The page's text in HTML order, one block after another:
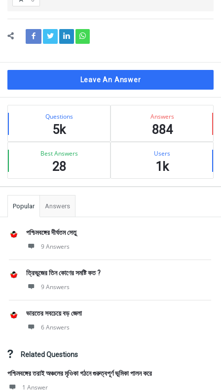
Leave An Answer
Sidebar
Stats Questions
5k
Answers
884
Best Answers
28
Users
1k
Popular Answers
পশ্চিমবঙ্গের দীর্ঘতম সেতু
9 Answers
ত্রিভুজের তিন কোণের সমষ্টি কত ?
9 Answers
ভারতের সবচেয়ে বড় জেলা
6 Answers
Related Questions
পশ্চিমবঙ্গের তরাই অঞ্চলের মৃওিকা গঠনে গুরুত্বপূর্ণ ভূমিকা পালন করে
1 Answer